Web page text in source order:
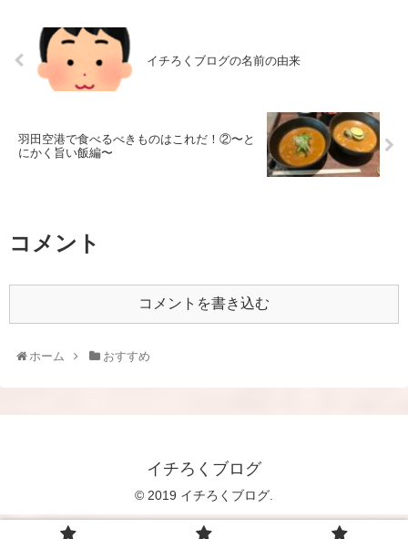
イチろくブログの名前の由来
羽田空港で食べるべきものはこれだ！②〜と
にかく旨い飯編〜
コメント
コメントを書き込む
ホーム おすすめ
イチろくブログ
© 2019 イチろくブログ.
google.com, pub-2015332214601450, DIRECT,